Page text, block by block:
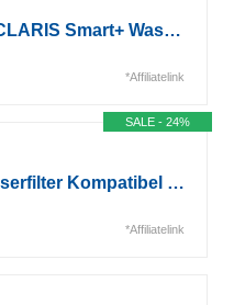
JURA original CLARIS Smart+ Wasserfilter 3er-Pack (24233)*
*Affiliatelink
SALE - 24%
Waterdrop Wasserfilter Kompatibel mit Blue, 71312 Blue, Jura Maschine (10)*
*Affiliatelink